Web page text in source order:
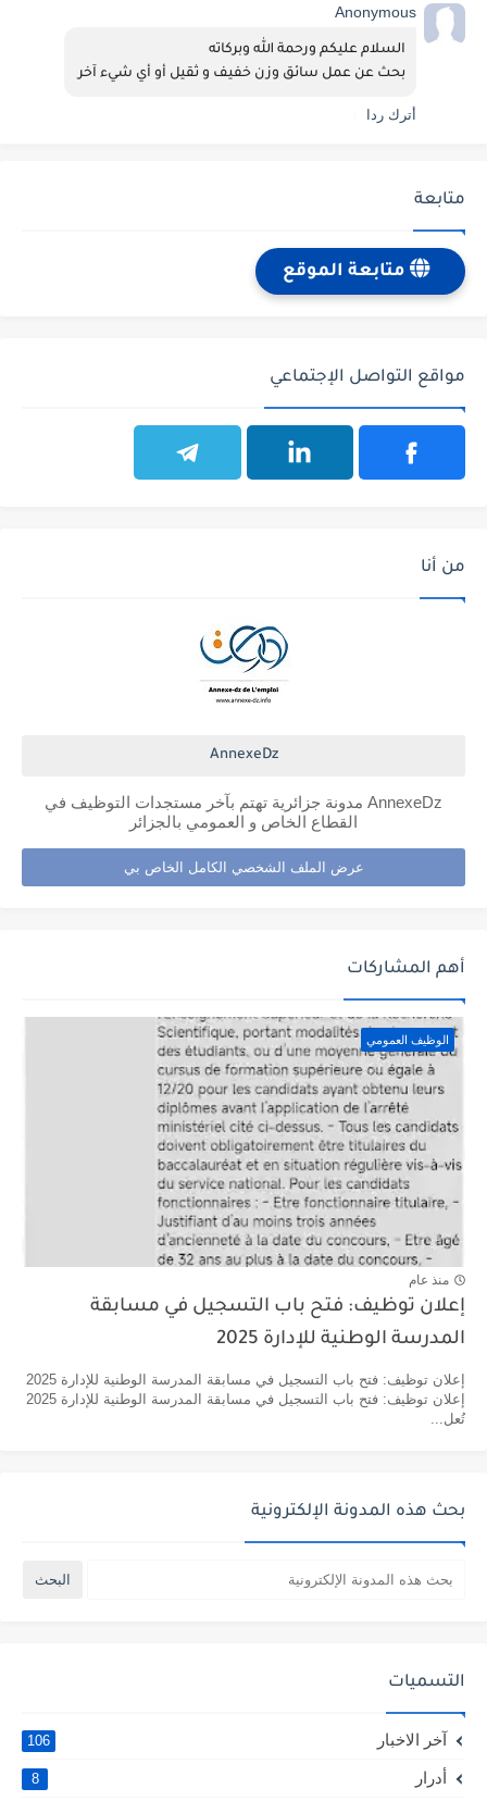
Anonymous
السلام عليكم ورحمة الله وبركاته
بحث عن عمل سائق وزن خفيف و ثقيل أو أي شيء آخر
أترك ردا
متابعة
متابعة الموقع
مواقع التواصل الإجتماعي
من أنا
AnnexeDz
AnnexeDz مدونة جزائرية تهتم بآخر مستجدات التوظيف في
القطاع الخاص و العمومي بالجزائر
عرض الملف الشخصي الكامل الخاص بي
أهم المشاركات
الوظيف العمومي
منذ عام
إعلان توظيف: فتح باب التسجيل في مسابقة
المدرسة الوطنية للإدارة 2025
إعلان توظيف: فتح باب التسجيل في مسابقة المدرسة الوطنية للإدارة 2025
إعلان توظيف: فتح باب التسجيل في مسابقة المدرسة الوطنية للإدارة 2025
تُعل...
بحث هذه المدونة الإلكترونية
التسميات
آخر الاخبار 106
أدرار 8